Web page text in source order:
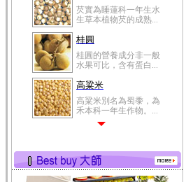
芡實為睡蓮科一年生水
生草本植物芡的成熟...
桂圓
桂圓的營養成分非一般
水果可比，含有蛋白...
高粱米
高粱米別名為蜀黍，為
禾本科一年生作物。...
有蛋白質、脂肪、磷...
鮪魚